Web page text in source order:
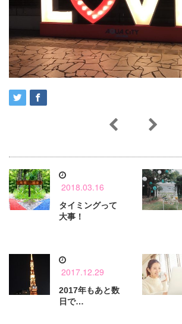
2018.03.16
タイミングって
大事！
2017.12.29
2017年もあと数
日で…